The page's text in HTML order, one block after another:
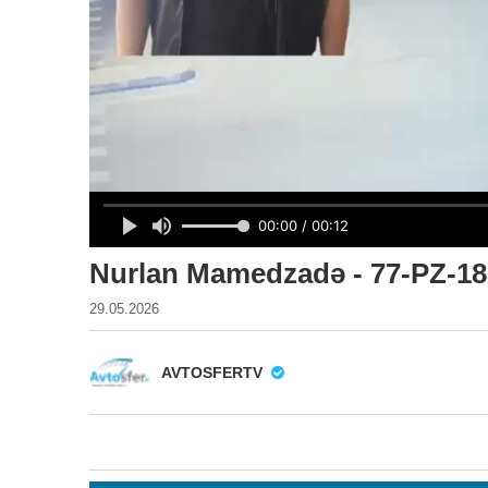
Nurlan Mamedzadə - 77-PZ-
29.05.2026
AVTOSFERTV